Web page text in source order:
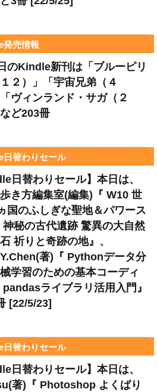
発売情報
のKindle新刊は「ブルーピリ
２）」「宇宙兄弟（４
ヴィンランド・サガ（２
ど203冊
日替わりセール
日替わりセール】本日は、
き方編集室(編集)『 W10 世
国のふしぎな聖地＆パワース
神秘の古代遺跡 驚異の大自然
祈りと奇跡の地』、
著)『 Pythonデータ分
学習のための基本コーディ
pandasライブラリ活用入門』
[22/5/23]
日替わりセール
日替わりセール】本日は、
著)『 Photoshop よくばり